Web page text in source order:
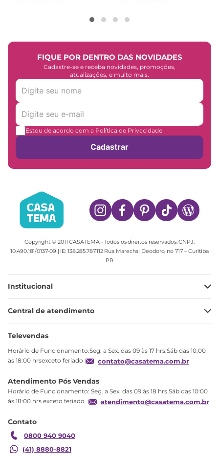
FIQUE POR DENTRO DAS NOVIDADES
Cadastre-se e receba novidades, promoções,
atualizações, e muito mais.
Estou de acordo com a Política de Privacidade
Cadastrar
Copyright © 2011 CASATEMA - Todos os direitos reservados. CNPJ:
10.490.181/0137-09 | IE: 138.285.787.112 Rua Marechal Deodoro, no 717 – Curitiba
PR
Institucional
Minha Conta
Meus pedidos
Troca
Garantia
Central de atendimento
Ajuda
Televendas
Horário de Funcionamento:Seg. a Sex. das 09 às 17 hrs.Sáb das 10:00
às 18:00 hrsexceto feriado
contato@casatema.com.br
Atendimento Pós Vendas
Horário de Funcionamento: Seg. a Sex. das 09 às 18 hrs.Sáb das 10:00
às 18:00 hrs exceto feriado
atendimento@casatema.com.br
Contato
0800 940 9040
(41) 8880-8821